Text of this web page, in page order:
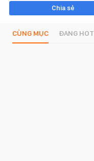
Chia sẻ
CÙNG MỤC ĐANG HOT